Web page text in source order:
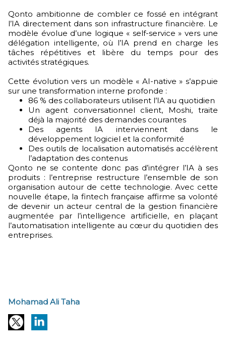
Qonto ambitionne de combler ce fossé en intégrant
l’IA directement dans son infrastructure financière. Le
modèle évolue d’une logique « self-service » vers une
délégation intelligente, où l’IA prend en charge les
tâches répétitives et libère du temps pour des
activités stratégiques.
Cette évolution vers un modèle « AI-native » s’appuie
sur une transformation interne profonde :
86 % des collaborateurs utilisent l’IA au quotidien
Un agent conversationnel client, Moshi, traite
déjà la majorité des demandes courantes
Des agents IA interviennent dans le
développement logiciel et la conformité
Des outils de localisation automatisés accélèrent
l’adaptation des contenus
Qonto ne se contente donc pas d’intégrer l’IA à ses
produits : l’entreprise restructure l’ensemble de son
organisation autour de cette technologie. Avec cette
nouvelle étape, la fintech française affirme sa volonté
de devenir un acteur central de la gestion financière
augmentée par l’intelligence artificielle, en plaçant
l’automatisation intelligente au cœur du quotidien des
entreprises.
Mohamad Ali Taha